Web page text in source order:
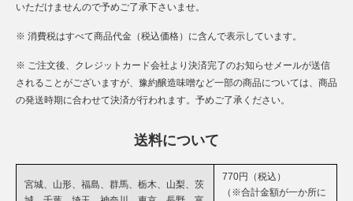
いただけませんので予めご了承下さいませ。
※ 消費税はすべて商品代金（税込価格）に含んで表示しています。
※ ご注文後、クレジットカード会社より決済完了のお知らせメールが送信
されることがございますが、豫約醸造味噌など一部の商品については、商品
の発送時期に合わせて決済が行われます。予めご了承ください。
送料について
宮城、山形、福島、群馬、栃木、山梨、茨
770円（税込）
（※合計金額が一か所に